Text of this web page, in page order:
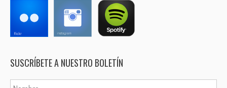
SUSCRÍBETE A NUESTRO BOLETÍN